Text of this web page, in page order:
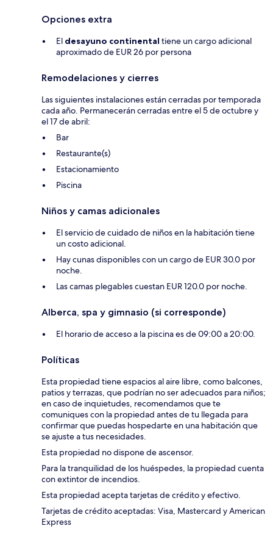
Opciones extra
El desayuno continental tiene un cargo adicional
aproximado de EUR 26 por persona
Remodelaciones y cierres
Las siguientes instalaciones están cerradas por temporada
cada año. Permanecerán cerradas entre el 5 de octubre y
el 17 de abril:
Bar
Restaurante(s)
Estacionamiento
Piscina
Niños y camas adicionales
El servicio de cuidado de niños en la habitación tiene
un costo adicional.
Hay cunas disponibles con un cargo de EUR 30.0 por
noche.
Las camas plegables cuestan EUR 120.0 por noche.
Alberca, spa y gimnasio (si corresponde)
El horario de acceso a la piscina es de 09:00 a 20:00.
Políticas
Esta propiedad tiene espacios al aire libre, como balcones,
patios y terrazas, que podrían no ser adecuados para niños;
en caso de inquietudes, recomendamos que te
comuniques con la propiedad antes de tu llegada para
confirmar que puedas hospedarte en una habitación que
se ajuste a tus necesidades.
Esta propiedad no dispone de ascensor.
Para la tranquilidad de los huéspedes, la propiedad cuenta
con extintor de incendios.
Esta propiedad acepta tarjetas de crédito y efectivo.
Tarjetas de crédito aceptadas: Visa, Mastercard y American
Express